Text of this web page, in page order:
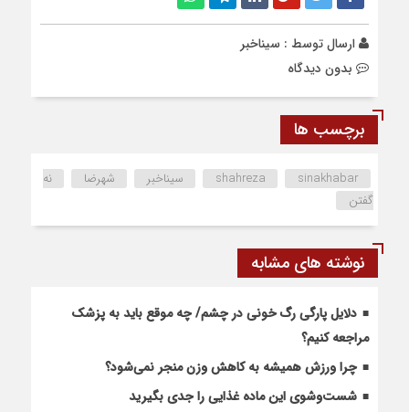
ارسال توسط : سیناخبر
بدون دیدگاه
برچسب ها
shahreza sinakhabar سیناخبر شهرضا
نه
گفتن
نوشته های مشابه
دلایل پارگی رگ خونی در چشم/ چه موقع باید به پزشک
مراجعه کنیم؟
چرا ورزش همیشه به کاهش وزن منجر نمی‌شود؟
شست‌وشوی این ماده غذایی را جدی بگیرید